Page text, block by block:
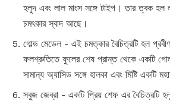
হলুদ এবং লাল মাংস সঙ্গে টাইপ। তার ত্বক হল
চমৎকার স্বাদ আছে।
গোল্ড মেডেল - এই চমত্কার বৈচিত্রটি হল
ফলশ্রুতিতে ফুলের শেষ প্রান্ত থেকে একটি
সামান্য অ্যাসিড সঙ্গে হালকা এবং মিষ্টি একটি
সবুজ জেব্রা - একটি প্রিয় শেফ এর বৈচিত্রটি